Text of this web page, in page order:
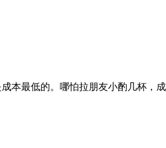
本最低的。哪怕拉朋友小酌几杯，